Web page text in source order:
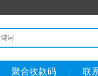
聚合收款码 联